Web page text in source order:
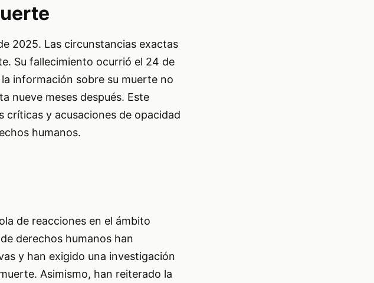
2025. Las circunstancias exactas
Su fallecimiento ocurrió el 24 de
información sobre su muerte no
nueve meses después. Este
y acusaciones de opacidad
humanos.
de reacciones en el ámbito
derechos humanos han
y han exigido una investigación
Asimismo, han reiterado la